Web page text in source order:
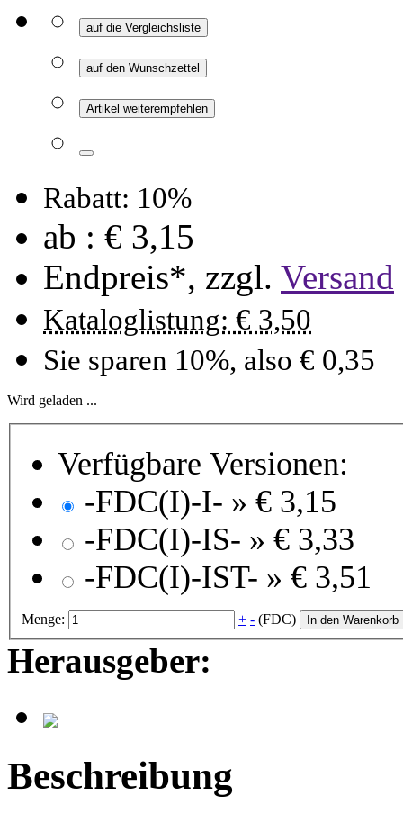
auf die Vergleichsliste
auf den Wunschzettel
Artikel weiterempfehlen
Rabatt: 10%
ab : € 3,15
Endpreis*, zzgl. Versand
Kataloglistung: € 3,50
Sie sparen 10%, also € 0,35
Wird geladen ...
Verfügbare Versionen:
-FDC(I)-I- » € 3,15
-FDC(I)-IS- » € 3,33
-FDC(I)-IST- » € 3,51
Menge: + - (FDC) In den Warenkorb
Herausgeber:
Beschreibung